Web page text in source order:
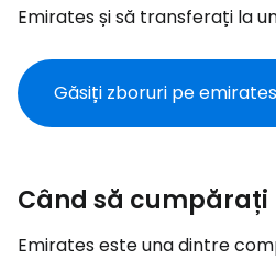
Emirates și să transferați la
Găsiți zboruri pe
Când să cumpărați
Emirates este una dintre